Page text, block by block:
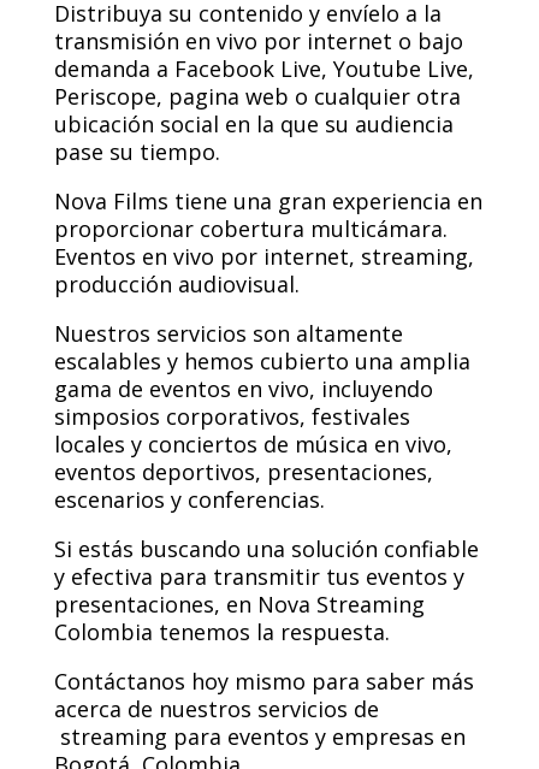
Distribuya su contenido y envíelo a la
transmisión en vivo por internet o bajo
demanda a Facebook Live, Youtube Live,
Periscope, pagina web o cualquier otra
ubicación social en la que su audiencia
pase su tiempo.
Nova Films tiene una gran experiencia en
proporcionar cobertura multicámara.
Eventos en vivo por internet, streaming,
producción audiovisual.
Nuestros servicios son altamente
escalables y hemos cubierto una amplia
gama de eventos en vivo, incluyendo
simposios corporativos, festivales
locales y conciertos de música en vivo,
eventos deportivos, presentaciones,
escenarios y conferencias.
Si estás buscando una solución confiable
y efectiva para transmitir tus eventos y
presentaciones, en Nova Streaming
Colombia tenemos la respuesta.
Contáctanos hoy mismo para saber más
acerca de nuestros servicios de
streaming para eventos y empresas en